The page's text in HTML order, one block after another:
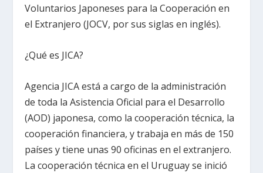
Voluntarios Japoneses para la Cooperación en
el Extranjero (JOCV, por sus siglas en inglés).
¿Qué es JICA?
Agencia JICA está a cargo de la administración
de toda la Asistencia Oficial para el Desarrollo
(AOD) japonesa, como la cooperación técnica, la
cooperación financiera, y trabaja en más de 150
países y tiene unas 90 oficinas en el extranjero.
La cooperación técnica en el Uruguay se inició